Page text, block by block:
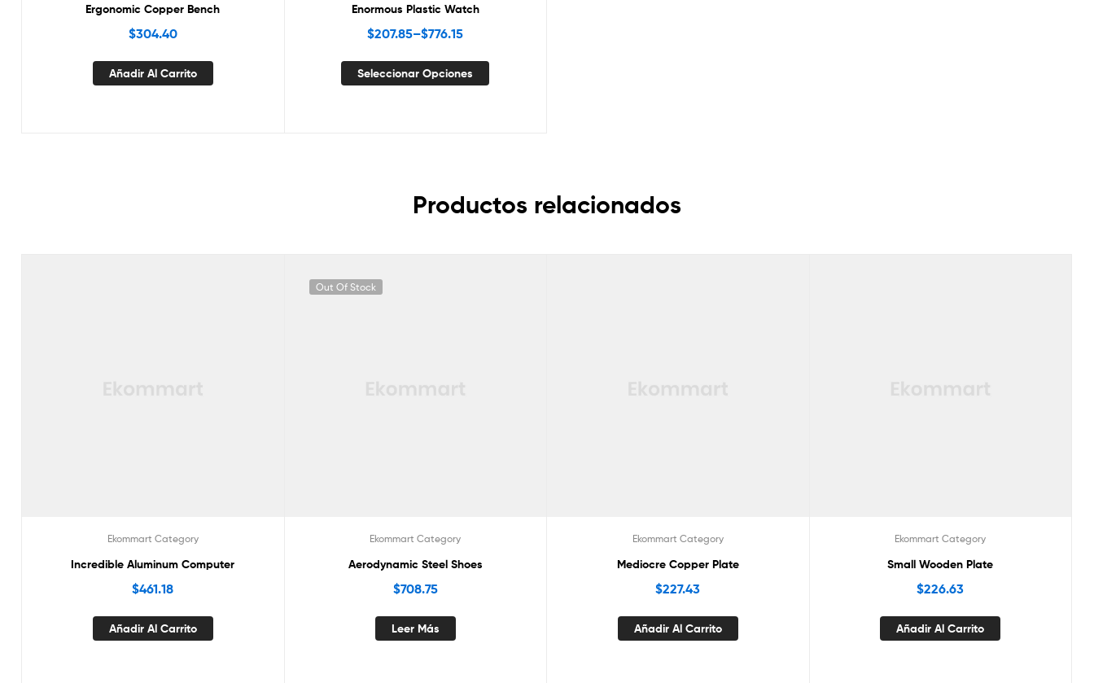
Ergonomic Copper Bench
$304.40
Añadir Al Carrito
Enormous Plastic Watch
$207.85–$776.15
Seleccionar Opciones
Productos relacionados
Ekommart Category
Incredible Aluminum Computer
$461.18
Añadir Al Carrito
Out Of Stock
Ekommart Category
Aerodynamic Steel Shoes
$708.75
Leer Más
Ekommart Category
Mediocre Copper Plate
$227.43
Añadir Al Carrito
Ekommart Category
Small Wooden Plate
$226.63
Añadir Al Carrito